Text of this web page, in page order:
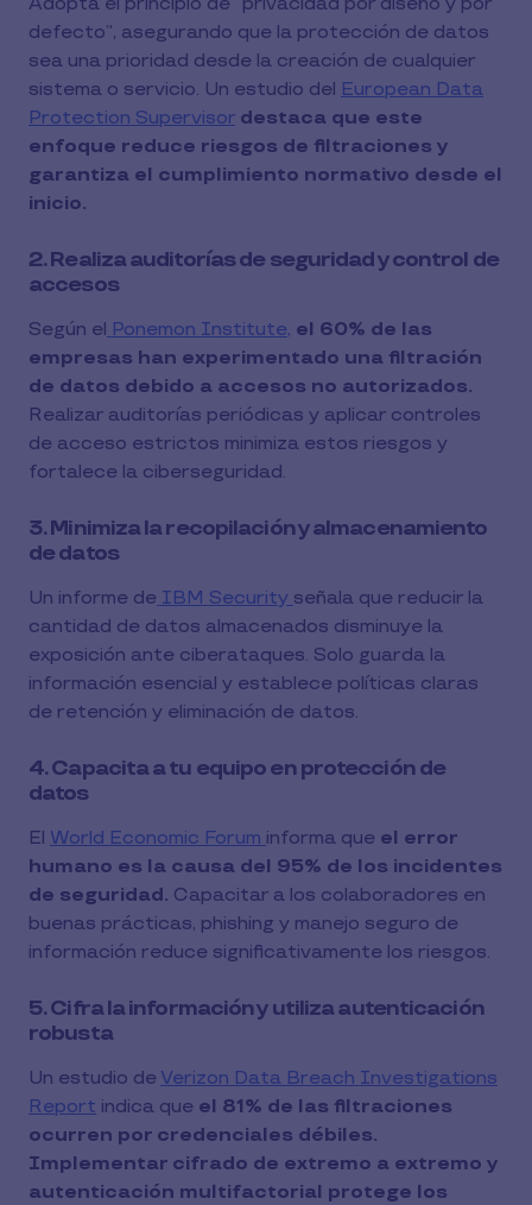
defecto”, asegurando que la protección de datos
sea una prioridad desde la creación de cualquier
sistema o servicio. Un estudio del European Data
Protection Supervisor destaca que este
enfoque reduce riesgos de filtraciones y
garantiza el cumplimiento normativo desde el
inicio.
2. Realiza auditorías de seguridad y control de
accesos
Según el Ponemon Institute, el 60% de las
empresas han experimentado una filtración
de datos debido a accesos no autorizados.
Realizar auditorías periódicas y aplicar controles
de acceso estrictos minimiza estos riesgos y
fortalece la ciberseguridad.
3. Minimiza la recopilación y almacenamiento
de datos
Un informe de IBM Security señala que reducir la
cantidad de datos almacenados disminuye la
exposición ante ciberataques. Solo guarda la
información esencial y establece políticas claras
de retención y eliminación de datos.
4. Capacita a tu equipo en protección de
datos
El World Economic Forum informa que el error
humano es la causa del 95% de los incidentes
de seguridad. Capacitar a los colaboradores en
buenas prácticas, phishing y manejo seguro de
información reduce significativamente los riesgos.
5. Cifra la información y utiliza autenticación
robusta
Un estudio de Verizon Data Breach Investigations
Report indica que el 81% de las filtraciones
ocurren por credenciales débiles.
Implementar cifrado de extremo a extremo y
autenticación multifactorial protege los